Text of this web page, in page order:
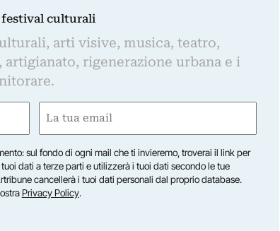
festival culturali
arti visive, musica, teatro,
rigenerazione urbana e i
Email
sul fondo di ogni mail che ti invieremo, troverai il link per
dati a terze parti e utilizzerà i tuoi dati secondo le tue
cancellerà i tuoi dati personali dal proprio database.
Privacy Policy.